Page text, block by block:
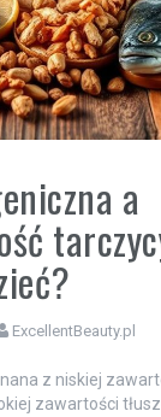
a
ExcellentBeauty.pl
z niskiej
zawartości